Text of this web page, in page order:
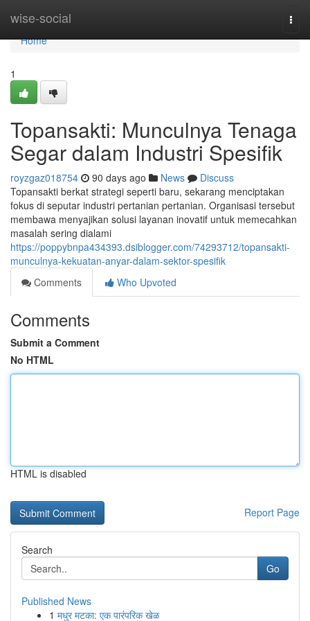
wise-social
Home
Home
1
Topansakti: Munculnya Tenaga
Segar dalam Industri Spesifik
royzgaz018754 90 days ago News
Discuss
Topansakti berkat strategi seperti baru, sekarang menciptakan
fokus di seputar industri pertanian pertanian. Organisasi tersebut
membawa menyajikan solusi layanan inovatif untuk memecahkan
masalah sering dialami
https://poppybnpa434393.dsiblogger.com/74293712/topansakti-
munculnya-kekuatan-anyar-dalam-sektor-spesifik
Comments
Who Upvoted
Comments
Submit a Comment
No HTML
HTML is disabled
Report Page
Search
Go
Published News
1 मधुर मटका: एक पारंपरिक खेळ